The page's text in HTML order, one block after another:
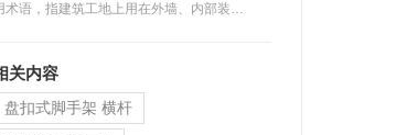
术语，指建筑工地上用在外墙、内部装…
关内容
盘扣式脚手架 横杆